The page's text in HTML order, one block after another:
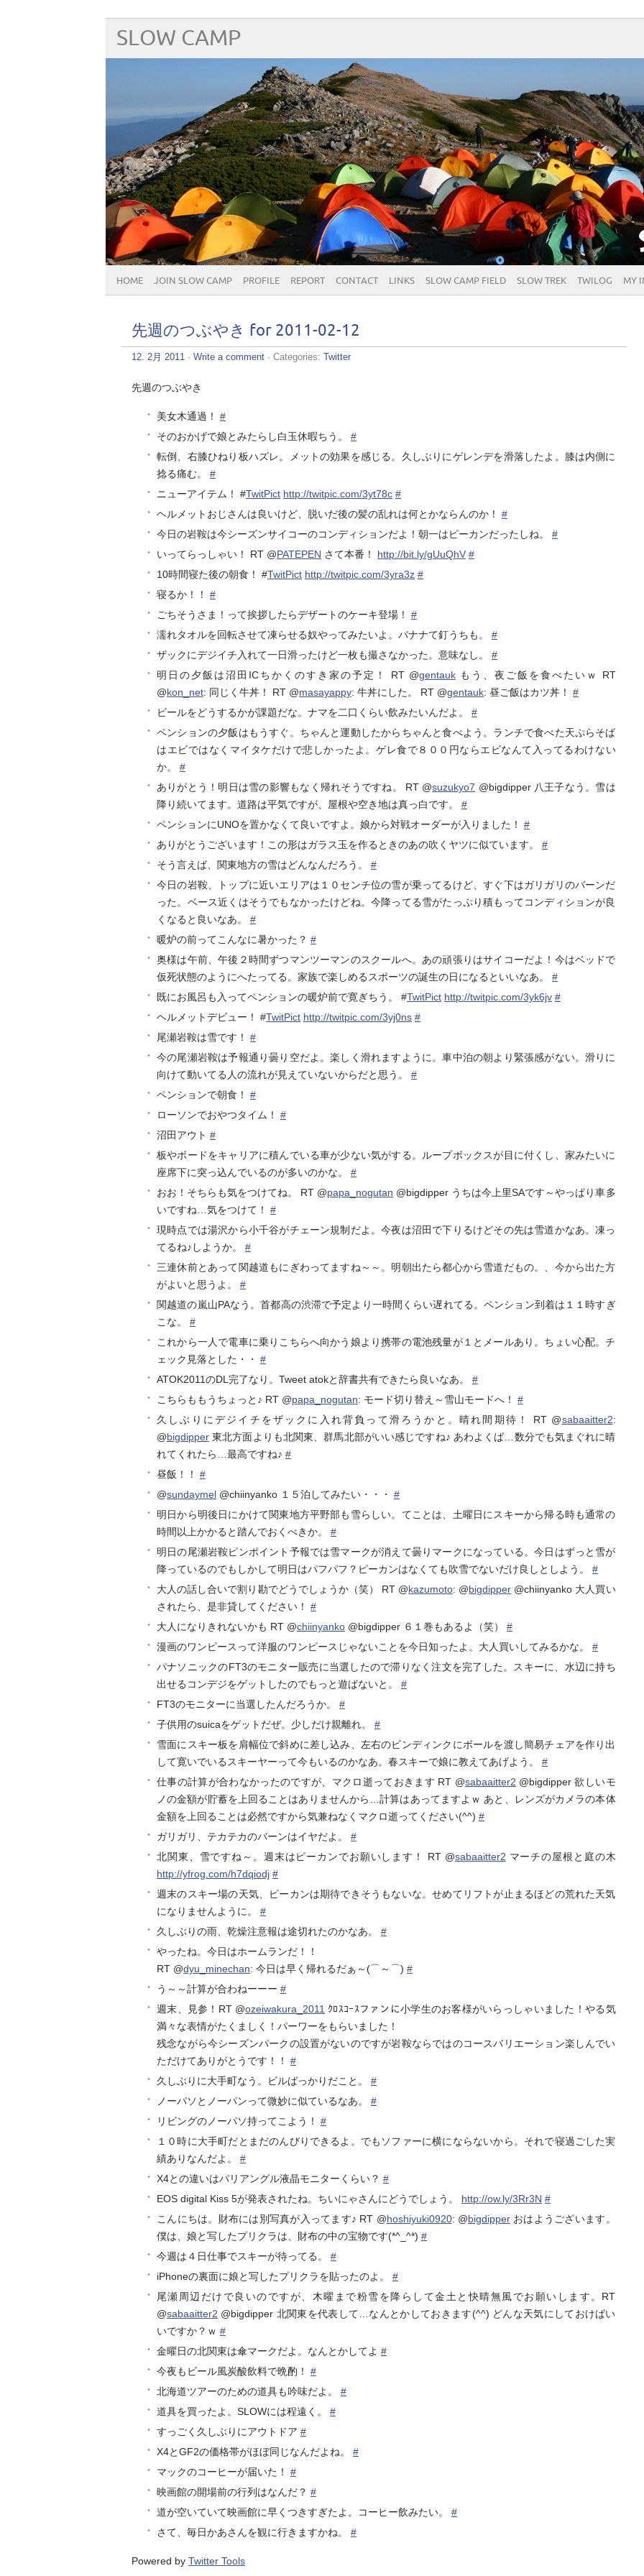
SLOW CAMP
HOME JOIN SLOW CAMP PROFILE REPORT CONTACT LINKS SLOW CAMP FIELD SLOW TREK TWILOG MY
先週のつぶやき for 2011-02-12
12. 2月 2011 · Write a comment · Categories: Twitter
先週のつぶやき
美女木通過！ #
そのおかげで娘とみたらし白玉休暇ちう。 #
転倒、右膝ひねり板ハズレ。メットの効果を感じる。久しぶりにゲレンデを滑落したよ。膝は内側に
捻る痛む。 #
ニューアイテム！ #TwitPict http://twitpic.com/3yt78c #
ヘルメットおじさんは良いけど、脱いだ後の髪の乱れは何とかならんのか！ #
今日の岩鞍は今シーズンサイコーのコンディションだよ！朝一はピーカンだったしね。 #
いってらっしゃい！ RT @PATEPEN さて本番！ http://bit.ly/gUuQhV #
10時間寝た後の朝食！ #TwitPict http://twitpic.com/3yra3z #
寝るか！！ #
ごちそうさま！って挨拶したらデザートのケーキ登場！ #
濡れタオルを回転させて凍らせる奴やってみたいよ。バナナて釘うちも。 #
ザックにデジイチ入れて一日滑ったけど一枚も撮さなかった。意味なし。 #
明日の夕飯は沼田ICちかくのすき家の予定！ RT @gentaukもう、夜ご飯を食べたいｗ RT
@kon_net: 同じく牛丼！ RT @masayappy: 牛丼にした。 RT @gentauk: 昼ご飯はカツ丼！ #
ビールをどうするかが課題だな。ナマを二口くらい飲みたいんだよ。 #
ペンションの夕飯はもうすぐ。ちゃんと運動したからちゃんと食べよう。ランチで食べた天ぷらそば
はエビではなくマイタケだけで悲しかったよ。ゲレ食で８００円ならエビなんて入ってるわけない
か。 #
ありがとう！明日は雪の影響もなく帰れそうですね。 RT @suzukyo7 @bigdipper 八王子なう。雪は
降り続いてます。道路は平気ですが、屋根や空き地は真っ白です。 #
ペンションにUNOを置かなくて良いですよ。娘から対戦オーダーが入りました！ #
ありがとうございます！この形はガラス玉を作るときのあの吹くヤツに似ています。 #
そう言えば、関東地方の雪はどんなんだろう。 #
今日の岩鞍、トップに近いエリアは１０センチ位の雪が乗ってるけど、すぐ下はガリガリのバーンだ
った。ベース近くはそうでもなかったけどね。今降ってる雪がたっぷり積もってコンディションが良
くなると良いなあ。 #
暖炉の前ってこんなに暑かった？ #
奥様は午前、午後２時間ずつマンツーマンのスクールへ。あの頑張りはサイコーだよ！今はベッドで
仮死状態のようにへたってる。家族で楽しめるスポーツの誕生の日になるといいなあ。 #
既にお風呂も入ってペンションの暖炉前で寛ぎちう。 #TwitPict http://twitpic.com/3yk6jv #
ヘルメットデビュー！ #TwitPict http://twitpic.com/3yj0ns #
尾瀬岩鞍は雪です！ #
今の尾瀬岩鞍は予報通り曇り空だよ。楽しく滑れますように。車中泊の朝より緊張感がない。滑りに
向けて動いてる人の流れが見えていないからだと思う。 #
ペンションで朝食！ #
ローソンでおやつタイム！ #
沼田アウト #
板やボードをキャリアに積んでいる車が少ない気がする。ループボックスが目に付くし、家みたいに
座席下に突っ込んでいるのが多いのかな。 #
おお！そちらも気をつけてね。 RT @papa_nogutan @bigdipper うちは今上里SAです～やっぱり車多
いですね…気をつけて！ #
現時点では湯沢から小千谷がチェーン規制だよ。今夜は沼田で下りるけどその先は雪道かなあ。凍っ
てるね♪しようか。 #
三連休前とあって関越道もにぎわってますね～～。明朝出たら都心から雪道だもの。、今から出た方
がよいと思うよ。 #
関越道の嵐山PAなう。首都高の渋滞で予定より一時間くらい遅れてる。ペンション到着は１１時すぎ
こな。 #
これから一人で電車に乗りこちらへ向かう娘より携帯の電池残量が１とメールあり。ちょい心配。チ
ェック見落とした・・ #
ATOK2011のDL完了なり。Tweet atokと辞書共有できたら良いなあ。 #
こちらももうちょっと♪ RT @papa_nogutan: モード切り替え～雪山モードへ！ #
久しぶりにデジイチをザックに入れ背負って滑ろうかと。晴れ間期待！ RT @sabaaitter2:
@bigdipper 東北方面よりも北関東、群馬北部がいい感じですね♪ あわよくば…数分でも気まぐれに晴
れてくれたら…最高ですね♪ #
昼飯！！ #
@sundaymel @chiinyanko １５泊してみたい・・・ #
明日から明後日にかけて関東地方平野部も雪らしい。てことは、土曜日にスキーから帰る時も通常の
時間以上かかると踏んでおくべきか。 #
明日の尾瀬岩鞍ピンポイント予報では雪マークが消えて曇りマークになっている。今日はずっと雪が
降っているのでもしかして明日はパフパフ？ピーカンはなくても吹雪でないだけ良しとしよう。 #
大人の話し合いで割り勘でどうでしょうか（笑） RT @kazumoto: @bigdipper @chiinyanko 大人買い
されたら、是非貸してください！ #
大人になりきれないかも RT @chiinyanko @bigdipper ６１巻もあるよ（笑） #
漫画のワンピースって洋服のワンピースじゃないことを今日知ったよ。大人買いしてみるかな。 #
パナソニックのFT3のモニター販売に当選したので滞りなく注文を完了した。スキーに、水辺に持ち
出せるコンデジをゲットしたのでもっと遊ばないと。 #
FT3のモニターに当選したんだろうか。 #
子供用のsuicaをゲットだぜ。少しだけ親離れ。 #
雪面にスキー板を肩幅位で斜めに差し込み、左右のビンディンクにボールを渡し簡易チェアを作り出
して寛いでいるスキーヤーって今もいるのかなあ。春スキーで娘に教えてあげよう。 #
仕事の計算が合わなかったのですが、マクロ逝っておきます RT @sabaaitter2 @bigdipper 欲しいモ
ノの金額が貯蓄を上回ることはありませんから…計算はあってますよｗ あと、レンズがカメラの本体
金額を上回ることは必然ですから気兼ねなくマクロ逝ってください(^^) #
ガリガリ、テカテカのバーンはイヤだよ。 #
北関東、雪ですね～。週末はピーカンでお願いします！ RT @sabaaitter2 マーチの屋根と庭の木
http://yfrog.com/h7dqiodj #
週末のスキー場の天気、ピーカンは期待できそうもないな。せめてリフトが止まるほどの荒れた天気
になりませんように。 #
久しぶりの雨、乾燥注意報は途切れたのかなあ。 #
やったね。今日はホームランだ！！
RT @dyu_minechan: 今日は早く帰れるだぁ～(⌒～⌒) #
う～～計算が合わねーーー #
週末、見参！RT @ozeiwakura_2011 ｸﾛｽｺｰｽファンに小学生のお客様がいらっしゃいました！やる気
満々な表情がたくましく！パーワーをもらいました！
残念ながら今シーズンパークの設置がないのですが岩鞍ならではのコースバリエーション楽しんでい
ただけてありがとうです！！ #
久しぶりに大手町なう。ビルばっかりだこと。 #
ノーパソとノーパンって微妙に似ているなあ。 #
リビングのノーパソ持ってこよう！ #
１０時に大手町だとまだのんびりできるよ。でもソファーに横にならないから。それで寝過ごした実
績ありなんだよ。 #
X4との違いはバリアングル液晶モニターくらい？ #
EOS digital Kiss 5が発表されたね。ちいにゃさんにどうでしょう。 http://ow.ly/3Rr3N #
こんにちは。財布には別写真が入ってます♪ RT @hoshiyuki0920: @bigdipperおはようございます。
僕は、娘と写したプリクラは、財布の中の宝物です(*^_^*) #
今週は４日仕事でスキーが待ってる。 #
iPhoneの裏面に娘と写したプリクラを貼ったのよ。 #
尾瀬周辺だけで良いのですが、木曜まで粉雪を降らして金土と快晴無風でお願いします。RT
@sabaaitter2 @bigdipper 北関東を代表して…なんとかしておきます(^^) どんな天気にしておけばい
いですか？ｗ #
金曜日の北関東は傘マークだよ。なんとかしてよ #
今夜もビール風炭酸飲料で晩酌！ #
北海道ツアーのための道具も吟味だよ。 #
道具を買ったよ。SLOWには程遠く。 #
すっごく久しぶりにアウトドア #
X4とGF2の価格帯がほぼ同じなんだよね。 #
マックのコーヒーが届いた！ #
映画館の開場前の行列はなんだ？ #
道が空いていて映画館に早くつきすぎたよ。コーヒー飲みたい。 #
さて、毎日かあさんを観に行きますかね。 #
Powered by Twitter Tools